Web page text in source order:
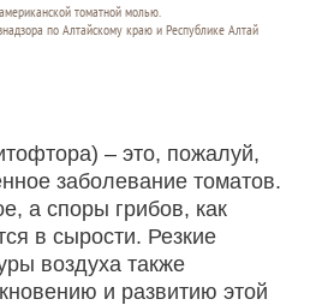
томатной молью.
по Алтайскому краю и Республике Алтай
– это, пожалуй,
заболевание томатов.
а споры грибов, как
в сырости. Резкие
воздуха также
и развитию этой